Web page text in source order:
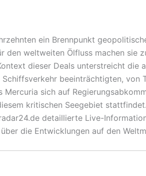
ein Brennpunkt
den weltweiten Ölfluss machen sie
dieser Deals unterstreicht
beeinträchtigten,
Mercuria sich auf
kritischen Seegebiet
detaillierte Live-
die Entwicklungen auf den